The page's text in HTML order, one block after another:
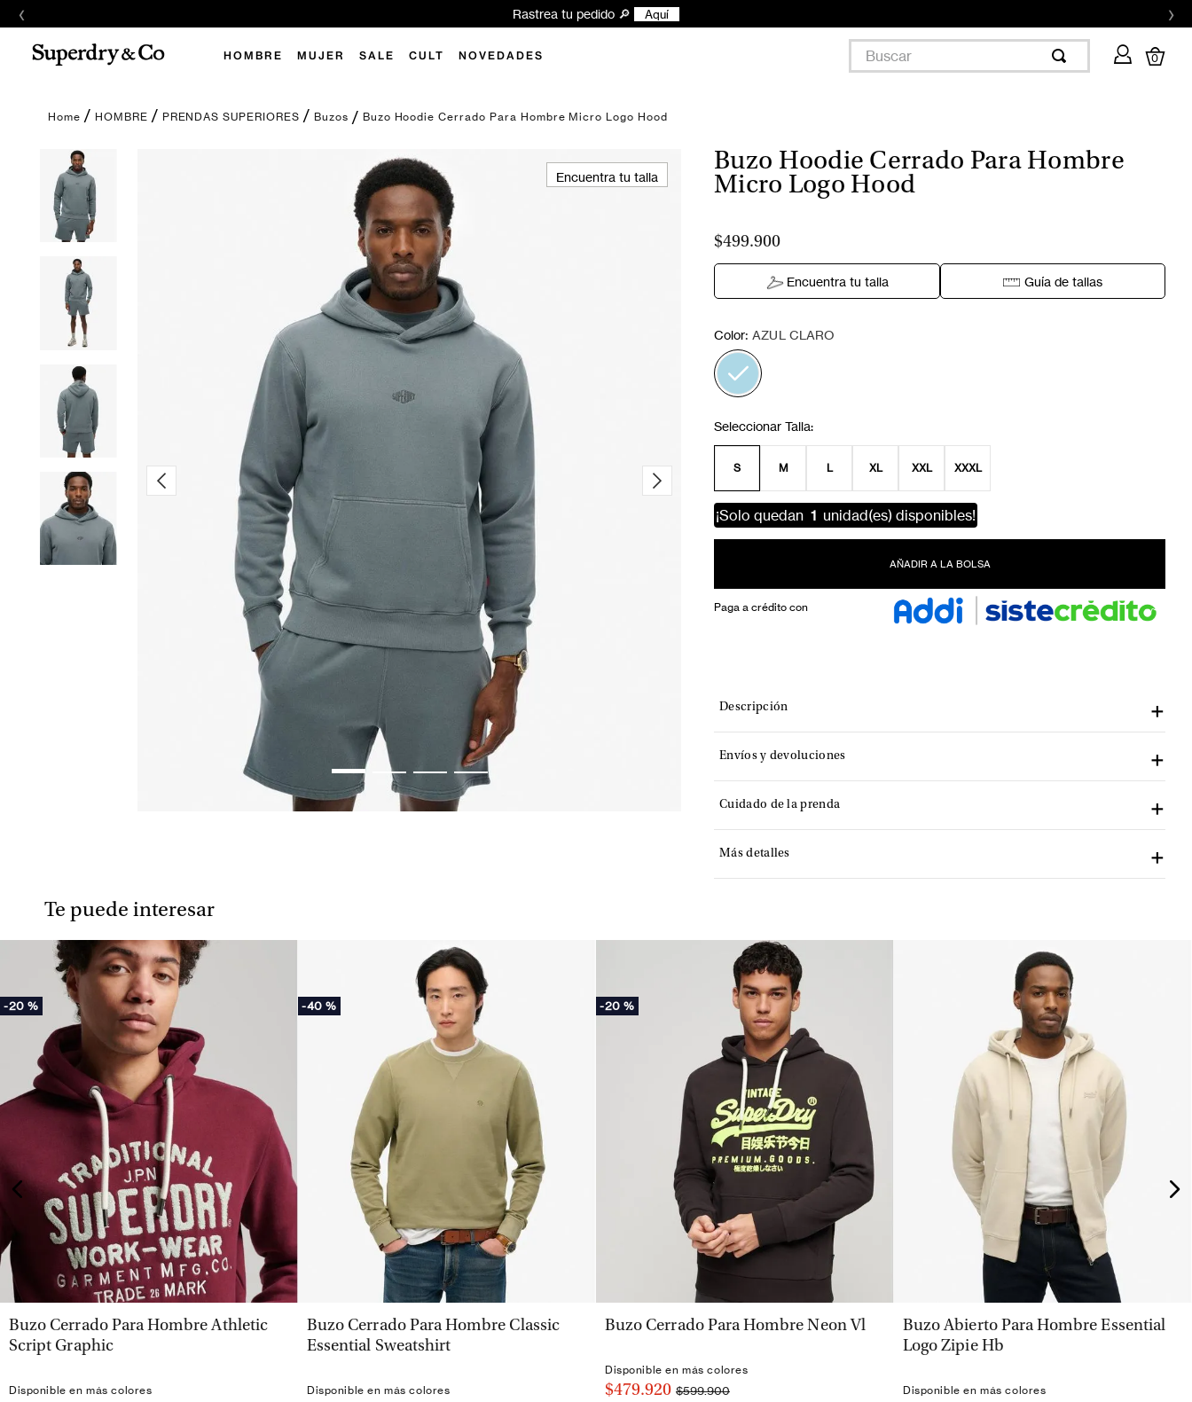
‹ Explora las novedades y encuentra tu próximo look Superdry ✨ ›
HOMBRE MUJER SALE CULT NOVEDADES
Buscar
0
HOMBRE PRENDAS SUPERIORES Buzos Buzo Hoodie Cerrado Para Hombre Micro Logo Hood
Encuentra tu talla
Buzo Hoodie Cerrado Para Hombre
Micro Logo Hood
$499.900
Encuentra tu talla Guía de tallas
Color: AZUL CLARO
S M L XL XXL XXXL
¡Solo quedan 1 unidad(es) disponibles!
AÑADIR A LA BOLSA
Paga a crédito con
Descripción
Envíos y devoluciones
Cuidado de la prenda
Más detalles
Te puede interesar
-20 %
VISTA RÁPIDA
Buzo Cerrado Para Hombre Athletic
Script Graphic
Disponible en más colores
-40 %
VISTA RÁPIDA
Buzo Cerrado Para Hombre Classic
Essential Sweatshirt
Disponible en más colores
-20 %
VISTA RÁPIDA
Buzo Cerrado Para Hombre Neon Vl
Disponible en más colores
$479.920 $599.900
VISTA RÁPIDA
Buzo Abierto Para Hombre Essential
Logo Zipie Hb
Disponible en más colores